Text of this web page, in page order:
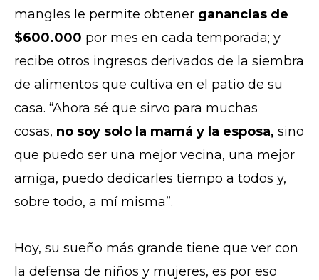
mangles le permite obtener ganancias de
$600.000 por mes en cada temporada; y
recibe otros ingresos derivados de la siembra
de alimentos que cultiva en el patio de su
casa. “Ahora sé que sirvo para muchas
cosas, no soy solo la mamá y la esposa, sino
que puedo ser una mejor vecina, una mejor
amiga, puedo dedicarles tiempo a todos y,
sobre todo, a mí misma”.
Hoy, su sueño más grande tiene que ver con
la defensa de niños y mujeres, es por eso